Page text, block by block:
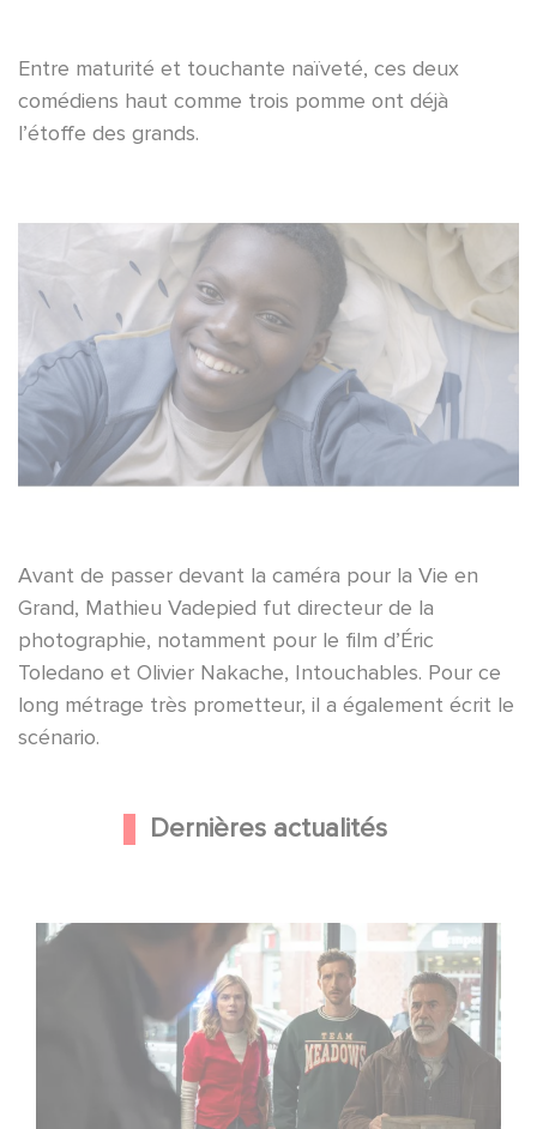
Entre maturité et touchante naïveté, ces deux
comédiens haut comme trois pomme ont déjà
l’étoffe des grands.
Avant de passer devant la caméra pour la Vie en
Grand, Mathieu Vadepied fut directeur de la
photographie, notamment pour le film d’Éric
Toledano et Olivier Nakache, Intouchables. Pour ce
long métrage très prometteur, il a également écrit le
scénario.
Dernières actualités
Une nouvelle comédie avec Baptiste Lecaplain et José
Garcia en 2027 !